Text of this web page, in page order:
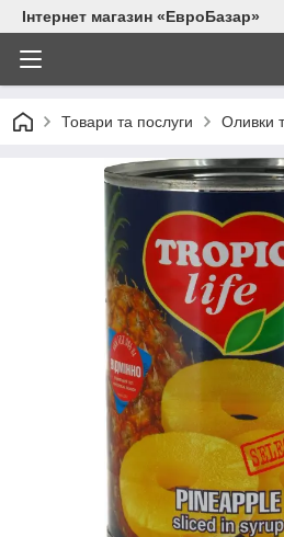
Інтернет магазин «ЕвроБазар»
Товари та послуги Оливки